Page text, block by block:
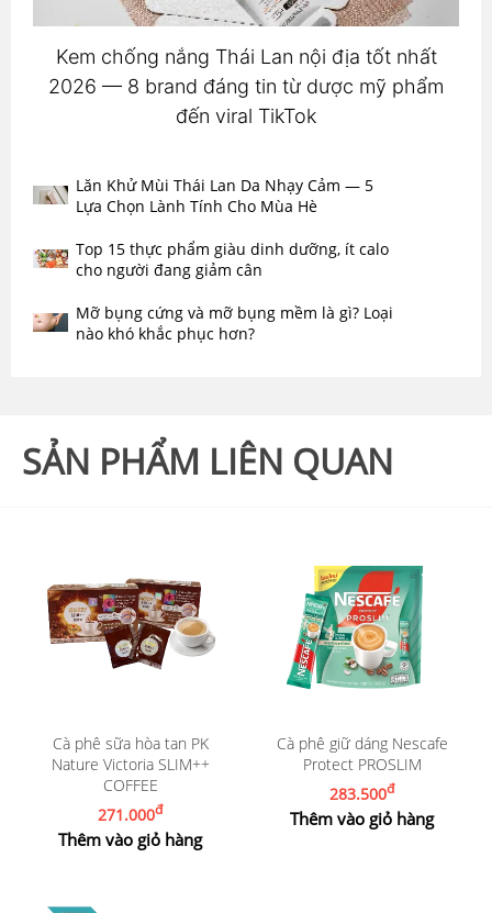
Kem chống nắng Thái Lan nội địa tốt nhất
2026 — 8 brand đáng tin từ dược mỹ phẩm
đến viral TikTok
Lăn Khử Mùi Thái Lan Da Nhạy Cảm — 5
Lựa Chọn Lành Tính Cho Mùa Hè
Top 15 thực phẩm giàu dinh dưỡng, ít calo
cho người đang giảm cân
Mỡ bụng cứng và mỡ bụng mềm là gì? Loại
nào khó khắc phục hơn?
SẢN PHẨM LIÊN QUAN
Cà phê sữa hòa tan PK
Nature Victoria SLIM++
COFFEE
271.000đ
Thêm vào giỏ hàng
Cà phê giữ dáng Nescafe
Protect PROSLIM
283.500đ
Thêm vào giỏ hàng